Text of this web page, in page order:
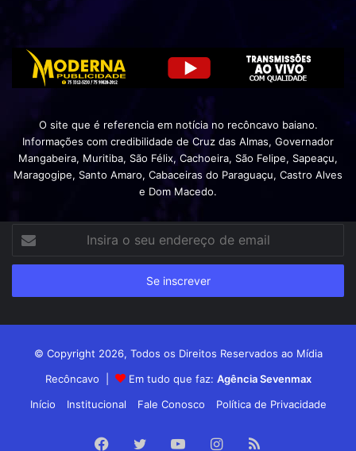
O site que é referencia em notícia no recôncavo baiano.
Informações com credibilidade de Cruz das Almas, Governador
Mangabeira, Muritiba, São Félix, Cachoeira, São Felipe, Sapeaçu,
Maragogipe, Santo Amaro, Cabaceiras do Paraguaçu, Castro Alves
e Dom Macedo.
seu
de
© Copyright 2026, Todos os Direitos Reservados ao Mídia
Recôncavo |
Em tudo que faz: Agência Sevenmax
Início
Institucional Fale Conosco Política de Privacidade
Facebook
TwitterYouTubeInstagram
RSS